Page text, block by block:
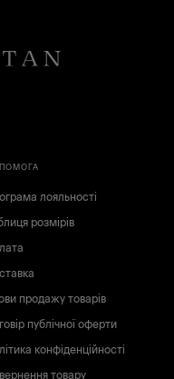
червоний
зелений
лояльності
розмірів
продажу товарів
публічної оферти
конфіденційності
товару